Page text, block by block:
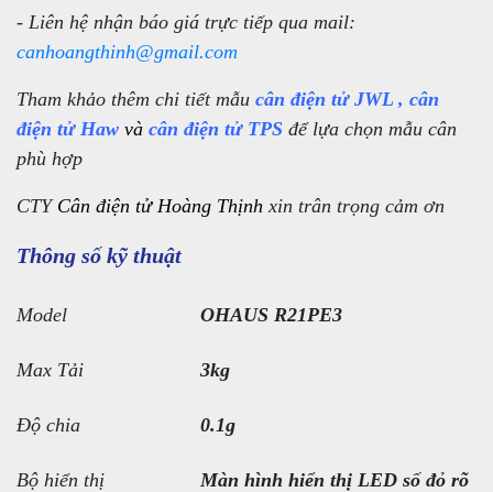
- Liên hệ nhận báo giá trực tiếp qua mail:
canhoangthinh@gmail.com
Tham khảo thêm chi tiết mẫu cân điện tử JWL , cân
điện tử Haw và cân điện tử TPS để lựa chọn mẫu cân
phù hợp
CTY Cân điện tử Hoàng Thịnh xin trân trọng cảm ơn
Thông số kỹ thuật
Model OHAUS R21PE3
Max Tải 3kg
Độ chia 0.1g
Bộ hiển thị
Màn hình hiển thị LED số đỏ rõ